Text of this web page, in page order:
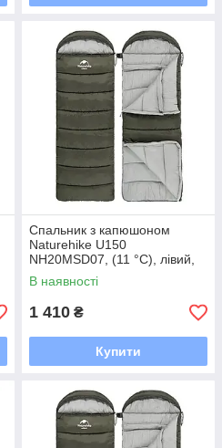
Спальник з капюшоном
Naturehike U150
NH20MSD07, (11 °C), лівий,
зелений
В наявності
1 410 ₴
Купити